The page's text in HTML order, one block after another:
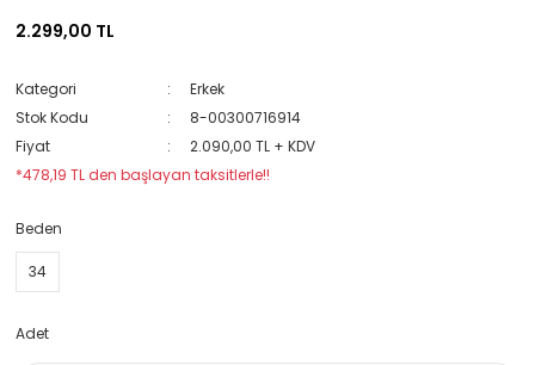
2.299,00 TL
Kategori
Erkek
Stok Kodu
8-00300716914
Fiyat
2.090,00 TL + KDV
*478,19 TL den başlayan taksitlerle!!
Beden
34
Adet